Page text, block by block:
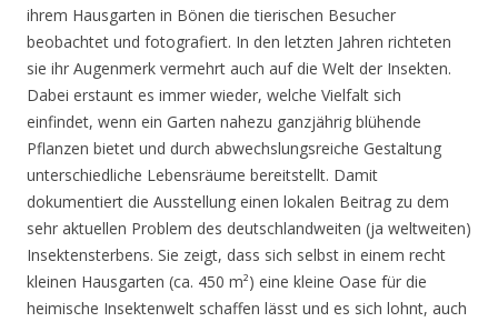
ihrem Hausgarten in Bönen die tierischen Besucher
beobachtet und fotografiert. In den letzten Jahren richteten
sie ihr Augenmerk vermehrt auch auf die Welt der Insekten.
Dabei erstaunt es immer wieder, welche Vielfalt sich
einfindet, wenn ein Garten nahezu ganzjährig blühende
Pflanzen bietet und durch abwechslungsreiche Gestaltung
unterschiedliche Lebensräume bereitstellt. Damit
dokumentiert die Ausstellung einen lokalen Beitrag zu dem
sehr aktuellen Problem des deutschlandweiten (ja weltweiten)
Insektensterbens. Sie zeigt, dass sich selbst in einem recht
kleinen Hausgarten (ca. 450 m²) eine kleine Oase für die
heimische Insektenwelt schaffen lässt und es sich lohnt, auch